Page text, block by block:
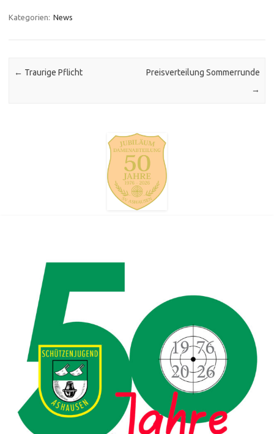
Kategorien: News
Post navigation
← Traurige Pflicht
Preisverteilung Sommerrunde
→